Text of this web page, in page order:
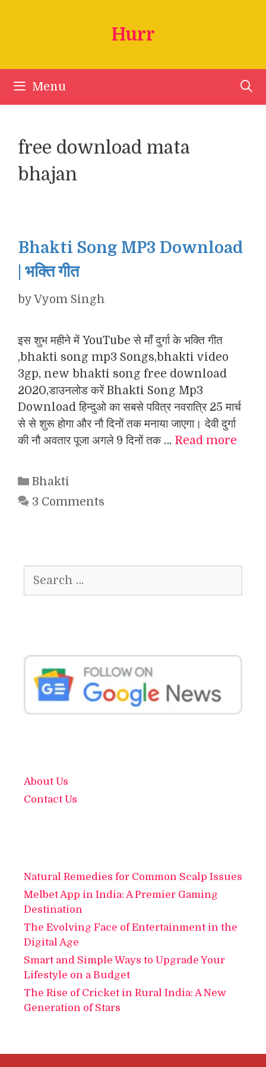
Hurr
Menu
free download mata
bhajan
Bhakti Song MP3 Download
| भक्ति गीत
byVyom Singh
इस शुभ महीने में YouTube से माँ दुर्गा के भक्ति गीत
,bhakti song mp3 Songs,bhakti video
3gp, new bhakti song free download
2020,डाउनलोड करें Bhakti Song Mp3
Download हिन्दुओ का सबसे पवित्र नवरात्रि 25 मार्च
से से शुरू होगा और नौ दिनों तक मनाया जाएगा। देवी दुर्गा
की नौ अवतार पूजा अगले 9 दिनों तक … Read more
Categories
Bhakti
3 Comments
for:
About Us
Contact Us
Natural Remedies for Common Scalp Issues
Melbet App in India: A Premier Gaming
Destination
The Evolving Face of Entertainment in the
Digital Age
Smart and Simple Ways to Upgrade Your
Lifestyle on a Budget
The Rise of Cricket in Rural India: A New
Generation of Stars